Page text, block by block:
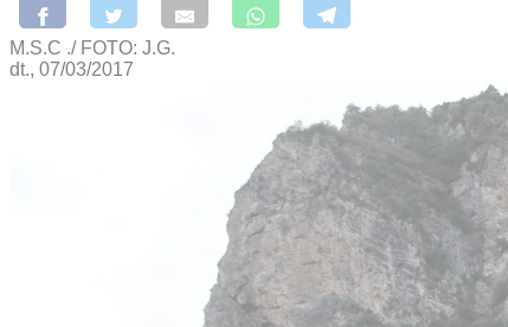
M.S.C ./ FOTO: J.G.
dt., 07/03/2017